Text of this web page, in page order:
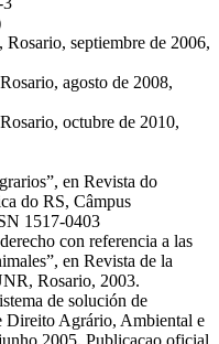
septiembre de 2006,
agosto de 2008,
octubre de 2010,
en Revista do
do RS, Câmpus
1517-0403
con referencia a las
en Revista de la
Rosario, 2003.
de solución de
Direito Agrário, Ambiental e
2005, Publicaçao oficial